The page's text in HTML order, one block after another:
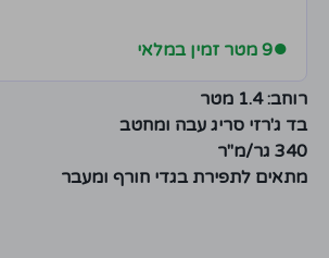
●9 מטר זמין במלאי
רוחב: 1.4 מטר
בד ג'רזי סריג עבה ומחטב
340 גר/מ"ר
מתאים לתפירת בגדי חורף ומעבר